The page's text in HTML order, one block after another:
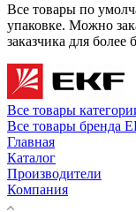
Все товары по
упаковке. Можно
заказчика для более
Все товары
Все товары бренда
Главная
Каталог
Производители
Компания